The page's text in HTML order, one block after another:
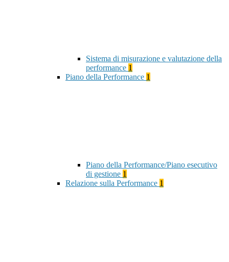
Sistema di misurazione e valutazione della
performance 1
Piano della Performance 1
Piano della Performance/Piano esecutivo
di gestione 1
Relazione sulla Performance 1